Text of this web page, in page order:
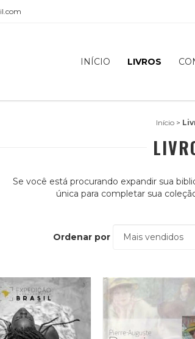
INÍCIO LIVROS
Início >
Se você está procurando expandir sua
única para completar sua
Ordenar por